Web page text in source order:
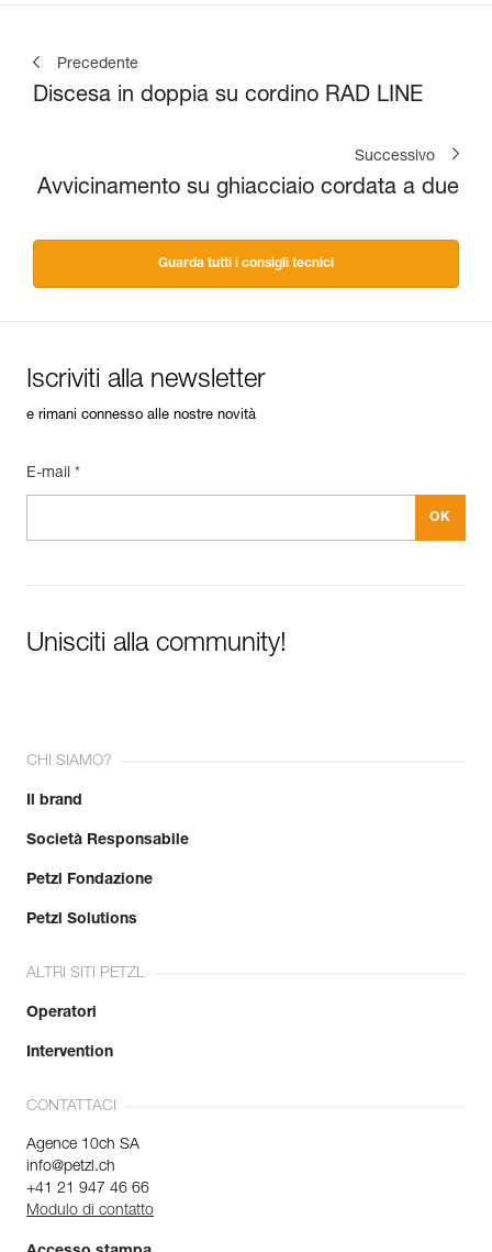
Precedente
Discesa in doppia su cordino RAD LINE
Successivo
Avvicinamento su ghiacciaio cordata a due
Guarda tutti i consigli tecnici
Iscriviti alla newsletter
e rimani connesso alle nostre novità
E-mail *
Unisciti alla community!
CHI SIAMO?
Il brand
Società Responsabile
Petzl Fondazione
Petzl Solutions
ALTRI SITI PETZL
Operatori
Intervention
CONTATTACI
Agence 10ch SA
info@petzl.ch
+41 21 947 46 66
Modulo di contatto